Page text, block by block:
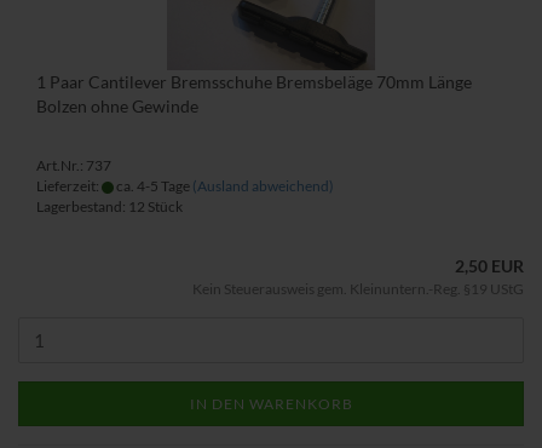
1 Paar Cantilever Bremsschuhe Bremsbeläge 70mm Länge
Bolzen ohne Gewinde
Art.Nr.: 737
Lieferzeit:
ca. 4-5 Tage (Ausland abweichend)
Lagerbestand: 12 Stück
2,50 EUR
Kein Steuerausweis gem. Kleinuntern.-Reg. §19 UStG
IN DEN WARENKORB